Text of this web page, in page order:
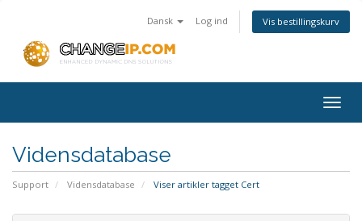
Dansk Log ind Vis bestillingskurv
Vidensdatabase
Support Vidensdatabase Viser artikler tagget Cert